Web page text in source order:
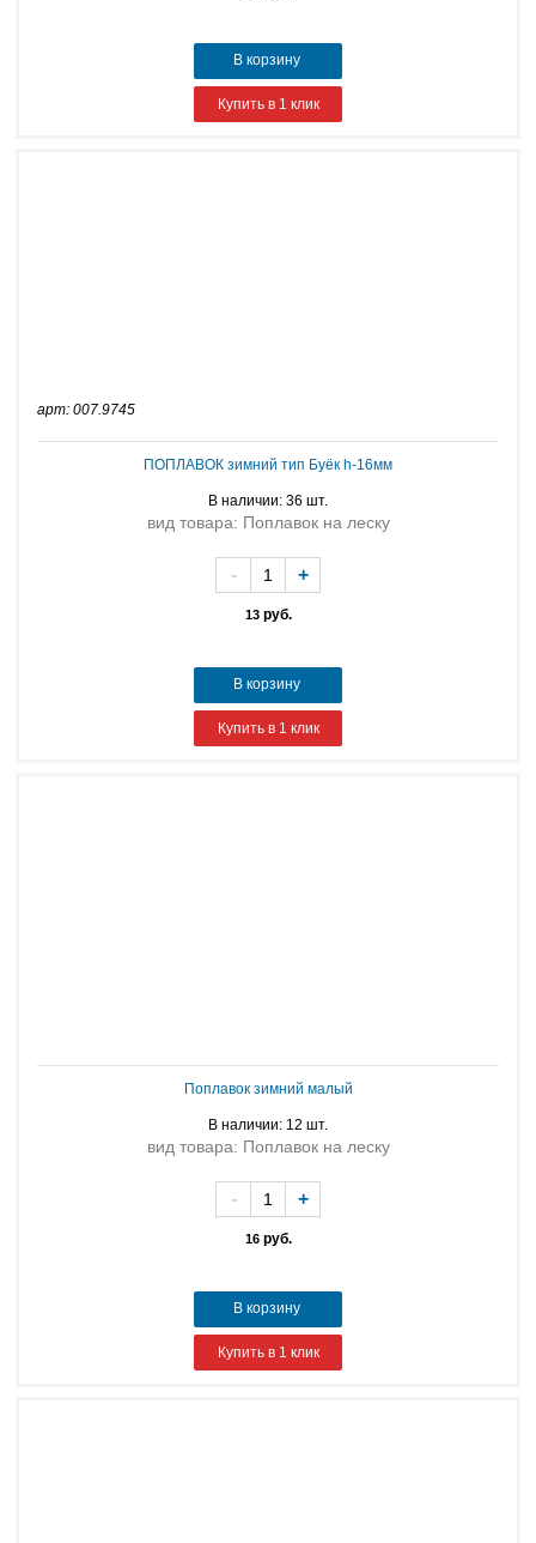
В корзину
Купить в 1 клик
арт: 007.9745
ПОПЛАВОК зимний тип Буёк h-16мм
В наличии: 36 шт.
вид товара: Поплавок на леску
13руб.
- +
В корзину
Купить в 1 клик
Поплавок зимний малый
В наличии: 12 шт.
вид товара: Поплавок на леску
16руб.
- +
В корзину
Купить в 1 клик